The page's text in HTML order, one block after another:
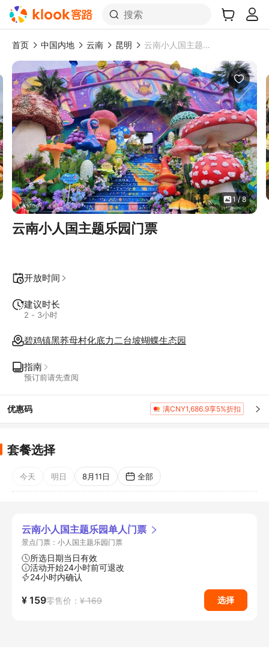
搜索
首页 中国内地 云南 昆明 云南小人国主题乐园门票
1 / 8
云南小人国主题乐园门票
开放时间
建议时长
2 - 3小时
碧鸡镇黑荞母村化底力二台坡蝴蝶生态园
指南
预订前请先查阅
优惠码 满CNY1,686.9享5%折扣
套餐选择
今天 明日 8月11日 全部
云南小人国主题乐园单人门票
景点门票：小人国主题乐园门票
所选日期当日有效
活动开始24小时前可退改
24小时内确认
零售价： ¥ 169
¥ 159 选择